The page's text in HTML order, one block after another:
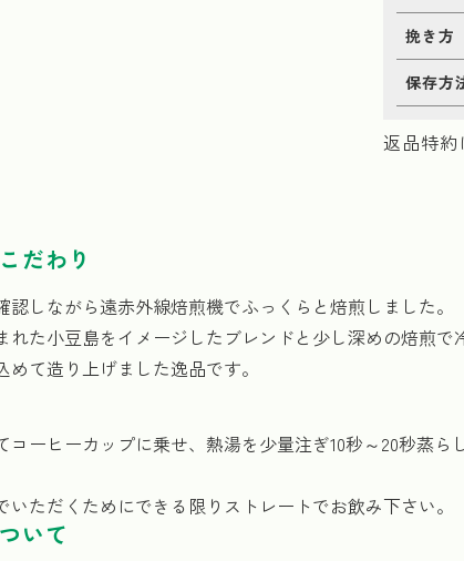
挽き方
保存方
返品特約
だわり
しながら遠赤外線焙煎機でふっくらと焙煎しました。
れた小豆島をイメージしたブレンドと少し深めの焙煎で
て造り上げました逸品です。
コーヒーカップに乗せ、熱湯を少量注ぎ10秒～20秒蒸
ただくためにできる限りストレートでお飲み下さい。
いて